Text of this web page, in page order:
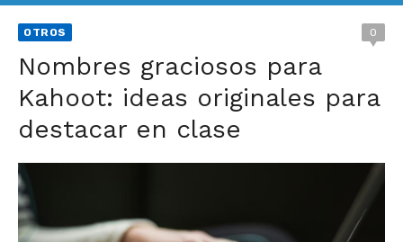
OTROS 0
Nombres graciosos para
Kahoot: ideas originales para
destacar en clase